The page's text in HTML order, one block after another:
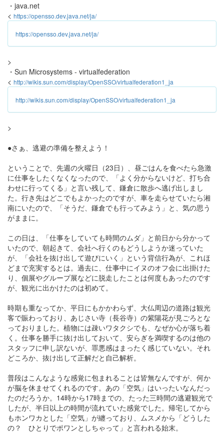
・java.net
< https://opensso.dev.java.net/ja/
https://opensso.dev.java.net/ja/
>
・Sun Microsystems - virtualfederation
< http://wikis.sun.com/display/OpenSSO/virtualfederation1_ja
http://wikis.sun.com/display/OpenSSO/virtualfederation1_ja
>
●さぁ、逃避の準備を整えよう！
ということで、先週の火曜日（23日）、昼ごはんを食べたら急激
に仕事をしたくなくなったので、「よく分からないけど、打ち合
わせに行ってくる」と言い残して、鎌倉に散歩へ逃げ出しまし
た。行き先はどこでもよかったのですが、車を走らせていたら湘
南にいたので、「そうだ、鎌倉でも行ってみよう」と、気の思う
がままに。
この日は、「仕事をしていても時間のムダ」と前日から分かって
いたので、朝起きて、会社へ行くのもどうしようか迷っていた
が、「会社を抜け出して遊びにいく」という背信行為が、これほ
どまで充実するとは。過去に、仕事中にイヌのオフ会に出掛けた
り、個展やグループ展などに脱走したことは何度もあったのです
が、観光に出かけたのは初めて。
時期も重なってか、平日にもかかわらず、大仏周辺の道路は観光
客で賑わっており、あじさい寺（長谷寺）の紫陽花が見ごろとな
っておりました。植物には疎いワタクシでも、なぜか心が落ち着
く。仕事を勝手に抜け出しておいて、安らぎを満喫するのは他の
スタッフに申し訳ないが、罪悪感はまったく感じていない。それ
どころか、抜け出して正解だと自己解析。
普段はこんなような感覚に包まれることは皆無なんですが、何か
が脳を休ませてくれるのです。あの「空気」はいったいなんだっ
たのだろうか。14時から17時までの、たった三時間の逃避観光で
したが、半日以上の時間が流れていた感覚でした。帰宅してから
もホンワカとした「空気」が纏っており、ムスメから「どうした
の？ ひとりでポワンとしちゃって」と言われる始末。